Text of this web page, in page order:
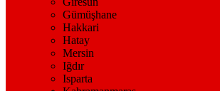
Gümüşhane
Hakkari
Hatay
Mersin
Iğdır
Isparta